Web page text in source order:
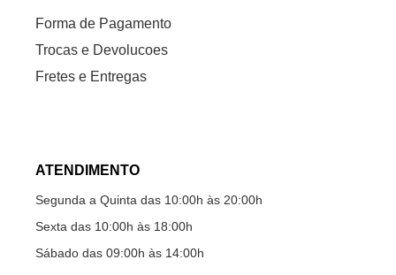
Forma de Pagamento
Trocas e Devolucoes
Fretes e Entregas
ATENDIMENTO
Segunda a Quinta das 10:00h às 20:00h
Sexta das 10:00h às 18:00h
Sábado das 09:00h às 14:00h